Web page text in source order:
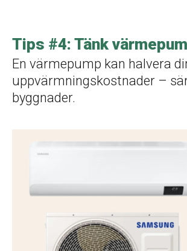
Tips #4: Tänk
En värmepump kan halvera
uppvärmningskostnader –
byggnader.